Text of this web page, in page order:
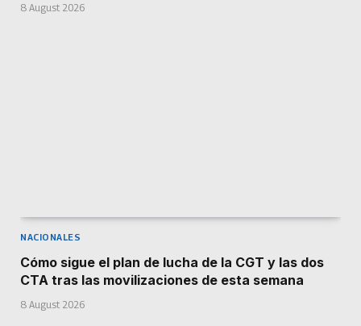
8 August 2026
NACIONALES
Cómo sigue el plan de lucha de la CGT y las dos
CTA tras las movilizaciones de esta semana
8 August 2026